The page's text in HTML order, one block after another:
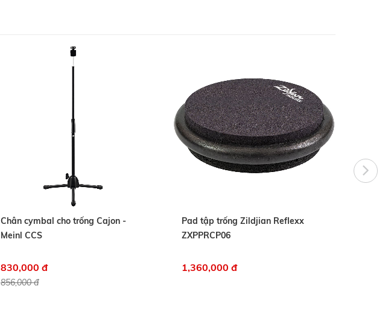
Chân cymbal cho trống Cajon -
Meinl CCS
830,000 đ
856,000 đ
Pad tập trống Zildjian Reflexx
ZXPPRCP06
1,360,000 đ